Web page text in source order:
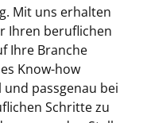
Mit uns erhalten
Ihren beruflichen
Ihre Branche
Know-how
passgenau bei
Schritte zu